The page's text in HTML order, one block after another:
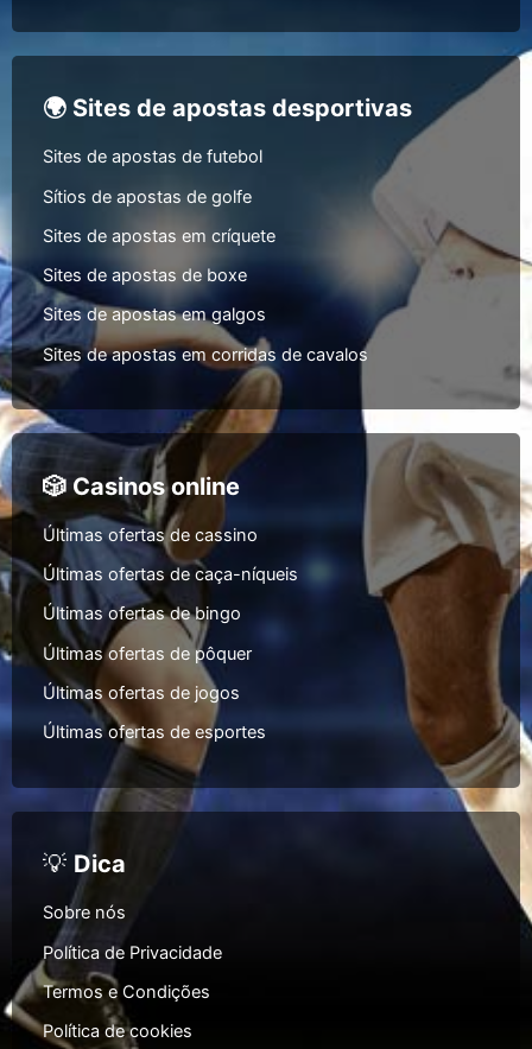
🌍 Sites de apostas desportivas
Sites de apostas de futebol
Sítios de apostas de golfe
Sites de apostas em críquete
Sites de apostas de boxe
Sites de apostas em galgos
Sites de apostas em corridas de cavalos
🎲 Casinos online
Últimas ofertas de cassino
Últimas ofertas de caça-níqueis
Últimas ofertas de bingo
Últimas ofertas de pôquer
Últimas ofertas de jogos
Últimas ofertas de esportes
💡 Dica
Sobre nós
Política de Privacidade
Termos e Condições
Política de cookies